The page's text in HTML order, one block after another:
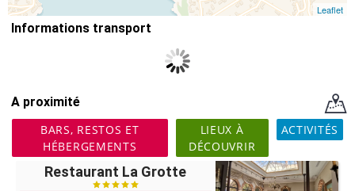
Leaflet
Informations transport
A proximité
BARS, RESTOS ET
HÉBERGEMENTS
LIEUX À
DÉCOUVRIR
ACTIVITÉS
Restaurant La Grotte